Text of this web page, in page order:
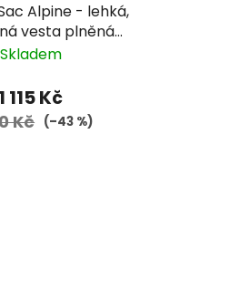
- lehká,
vesta plněná
peřím
Skladem
1 115 Kč
Kč (–43 %)